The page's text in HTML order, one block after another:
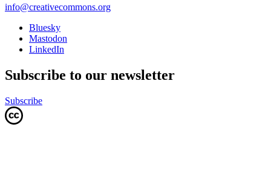
info@creativecommons.org
Bluesky
Mastodon
LinkedIn
Subscribe to our newsletter
Subscribe